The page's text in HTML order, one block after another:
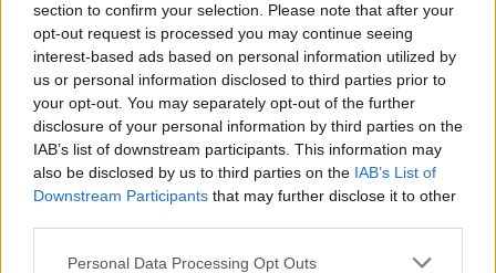
section to confirm your selection. Please note that after your
opt-out request is processed you may continue seeing
interest-based ads based on personal information utilized by
us or personal information disclosed to third parties prior to
your opt-out. You may separately opt-out of the further
disclosure of your personal information by third parties on the
IAB’s list of downstream participants. This information may
also be disclosed by us to third parties on the IAB’s List of
Downstream Participants that may further disclose it to other
Personal Data Processing Opt Outs
Assurance Automobile
Économisez gros avec l’assurance auto
connectée et sa conduite zen
Auto Pour Vous 28 juillet 2026 0